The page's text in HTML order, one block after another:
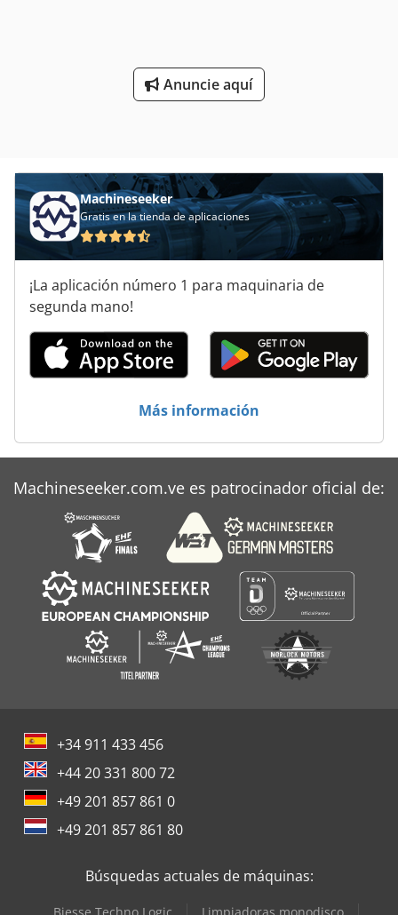
técnico: bueno Tipo de neumático delantero: superelástico
Tipo de neumático trasero: superelástico Batería: 48V
Desplazador lateral, 3ª válvula, espejo interior, 3 ruedas,
Anuncie aquí
Machineseeker
Gratis en la tienda de aplicaciones
¡La aplicación número 1 para maquinaria de
segunda mano!
Más información
Machineseeker.com.ve es patrocinador oficial de:
+34 911 433 456
+44 20 331 800 72
+49 201 857 861 0
+49 201 857 861 80
Búsquedas actuales de máquinas: